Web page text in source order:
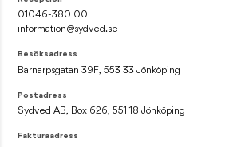
01046-380 00
information@sydved.se
Besöksadress
Barnarpsgatan 39F, 553 33 Jönköping
Postadress
Sydved AB, Box 626, 551 18 Jönköping
Fakturaadress